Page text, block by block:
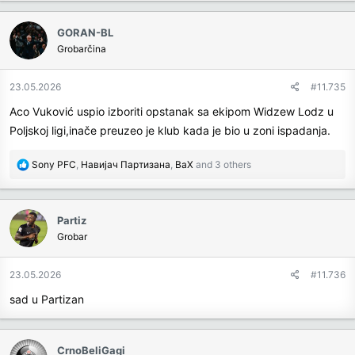
GORAN-BL
Grobarčina
23.05.2026 #11.735
Aco Vuković uspio izboriti opstanak sa ekipom Widzew Lodz u
Poljskoj ligi,inače preuzeo je klub kada je bio u zoni ispadanja.
R
c
t
i
o
n
:
Sony PFC, Навијач Партизана, BaX and 3 others
Partiz
Grobar
23.05.2026 #11.736
sad u Partizan
CrnoBeliGagi